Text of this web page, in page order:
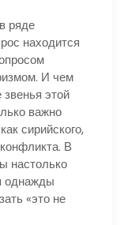
ряде
находится
И чем
этой
важно
сирийского,
В
настолько
однажды
«это не